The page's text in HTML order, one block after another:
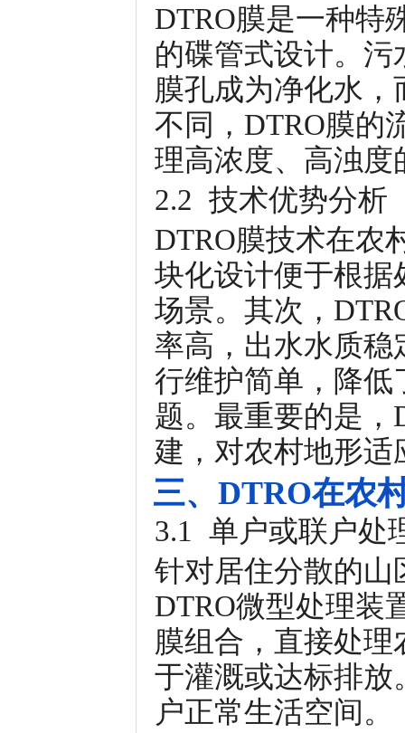
DTRO膜是一种特
的碟管式设计。
膜孔成为净化水
不同，DTRO膜的
理高浓度、高浊度
2.2 技术优势分析
DTRO膜技术在农
块化设计便于根据
场景。其次，
率高，出水水质稳
行维护简单，降低
题。最重要的是，
建，对农村地形适
三、DTRO在农
3.1 单户或联户处
针对居住分散的山
DTRO微型处理装
膜组合，直接处
于灌溉或达标排放
户正常生活空间。